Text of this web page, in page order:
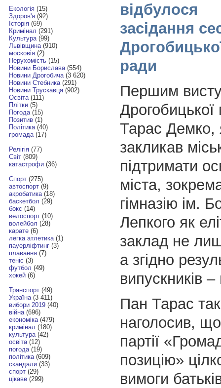
Екологія(15)
Здоров'я(92)
Історія(69)
Кримінал (291)
Культура(99)
Львівщина(910)
московія(2)
Нерухомість(15)
Новини Борислава(554)
Новини Дрогобича(3 620)
Новини Стебника(291)
Новини Трускавця(902)
Освіта(111)
Плітки(5)
Погода(15)
Позитив(1)
Політика(40)
громада(17)
Релігія(77)
Світ(809)
катастрофи(36)
Спорт(275)
автоспорт(9)
акробатика(18)
баскетбол (29)
бокс (14)
велоспорт(10)
волейбол (28)
карате(6)
легка атлетика(1)
пауерліфтинг(3)
плавання(7)
теніс (3)
футбол (49)
хокей(6)
Транспорт(49)
Україна(3 411)
вибори 2019(40)
війна(696)
економіка(479)
кримінал (180)
культура(42)
освіта(12)
погода(19)
політика(609)
скандали(33)
спорт(29)
цікаве(299)
відбулося
засідання
ради
Першим
Дрогобицької
Тарас Демко,
закликав
підтримати
міста,
гімназію ім.
Лепкого як
заклад не
а згідно
випускників –
Пан Тарас
наголосив,
партії
позицію»
вимоги